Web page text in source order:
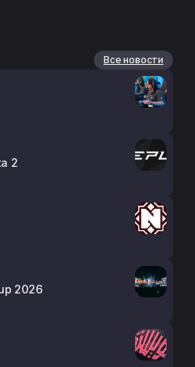
Все новости
2
2026